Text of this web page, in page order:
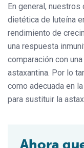
En general,
dietética de luteína
rendimiento de
una respuesta
comparación con
astaxantina. Por lo
como adecuada en
para sustituir la